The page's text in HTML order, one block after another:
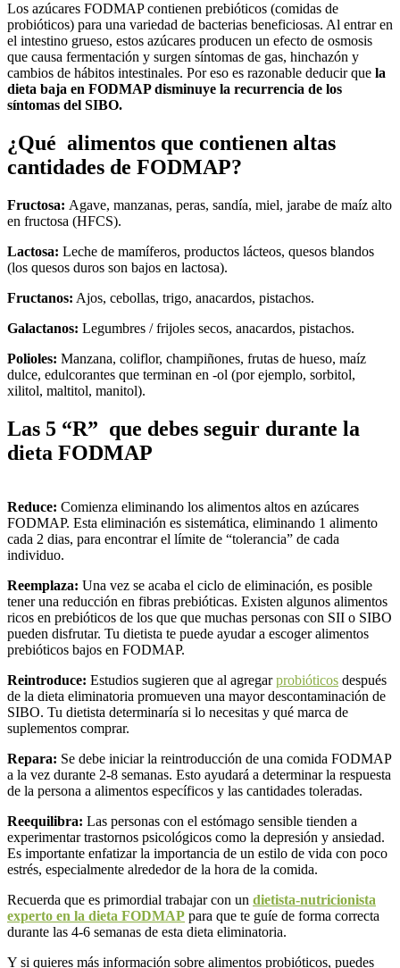
Los azúcares FODMAP contienen prebióticos (comidas de
probióticos) para una variedad de bacterias beneficiosas. Al entrar en
el intestino grueso, estos azúcares producen un efecto de osmosis
que causa fermentación y surgen síntomas de gas, hinchazón y
cambios de hábitos intestinales. Por eso es razonable deducir que la
dieta baja en FODMAP disminuye la recurrencia de los
síntomas del SIBO.
¿Qué alimentos que contienen altas
cantidades de FODMAP?
Fructosa: Agave, manzanas, peras, sandía, miel, jarabe de maíz alto
en fructosa (HFCS).
Lactosa: Leche de mamíferos, productos lácteos, quesos blandos
(los quesos duros son bajos en lactosa).
Fructanos: Ajos, ​​cebollas, trigo, anacardos, pistachos.
Galactanos: Legumbres / frijoles secos, anacardos, pistachos.
Polioles: Manzana, coliflor, champiñones, frutas de hueso, maíz
dulce, edulcorantes que terminan en -ol (por ejemplo, sorbitol,
xilitol, maltitol, manitol).
Las 5 “R” que debes seguir durante la
dieta FODMAP
Reduce: Comienza eliminando los alimentos altos en azúcares
FODMAP. Esta eliminación es sistemática, eliminando 1 alimento
cada 2 dias, para encontrar el límite de “tolerancia” de cada
individuo.
Reemplaza: Una vez se acaba el ciclo de eliminación, es posible
tener una reducción en fibras prebióticas. Existen algunos alimentos
ricos en prebióticos de los que que muchas personas con SII o SIBO
pueden disfrutar. Tu dietista te puede ayudar a escoger alimentos
prebióticos bajos en FODMAP.
Reintroduce: Estudios sugieren que al agregarprobióticos después
de la dieta eliminatoria promueven una mayor descontaminación de
SIBO. Tu dietista determinaría si lo necesitas y qué marca de
suplementos comprar.
Repara: Se debe iniciar la reintroducción de una comida FODMAP
a la vez durante 2-8 semanas. Esto ayudará a determinar la respuesta
de la persona a alimentos específicos y las cantidades toleradas.
Reequilibra: Las personas con el estómago sensible tienden a
experimentar trastornos psicológicos como la depresión y ansiedad.
Es importante enfatizar la importancia de un estilo de vida con poco
estrés, especialmente alrededor de la hora de la comida.
Recuerda que es primordial trabajar con un dietista-nutricionista
experto en la dieta FODMAP para que te guíe de forma correcta
durante las 4-6 semanas de esta dieta eliminatoria.
Y si quieres más información sobre alimentos probióticos, puedes